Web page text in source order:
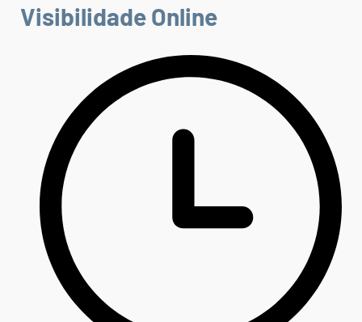
Visibilidade Online